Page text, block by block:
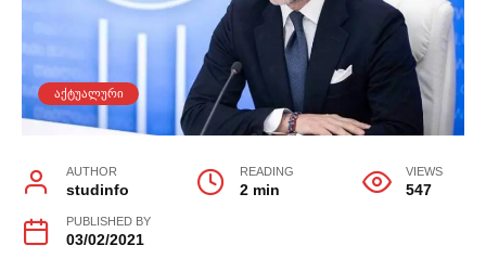
ᲐᲥᲢᲣᲐᲚᲣᲠᲘ
AUTHOR
studinfo
READING
2 min
VIEWS
547
PUBLISHED BY
03/02/2021